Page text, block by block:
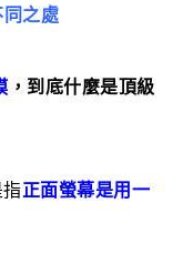
之處
，到底什麼是頂級
正面螢幕是用一